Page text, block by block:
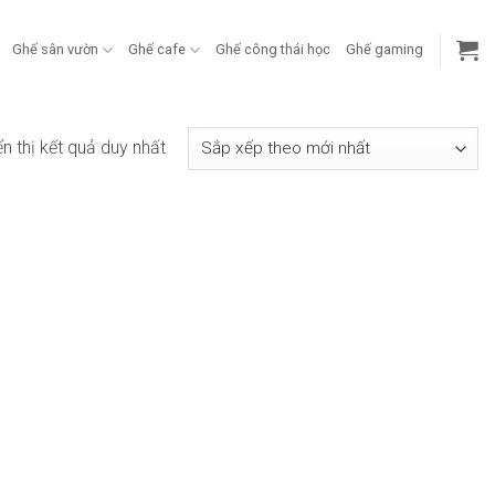
Ghế sân vườn Ghế cafe Ghế công thái học Ghế gaming
thị kết quả duy nhất